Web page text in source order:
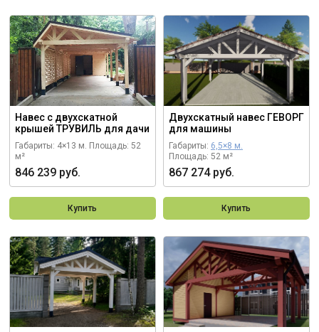
Навес с двухскатной
крышей ТРУВИЛЬ для дачи
Габариты: 4×13 м. Площадь: 52
м²
846 239 руб.
Купить
Двухскатный навес ГЕВОРГ
для машины
Габариты: 6,5×8 м.
Площадь: 52 м²
867 274 руб.
Купить